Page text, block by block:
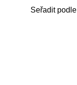
Seřadit podle